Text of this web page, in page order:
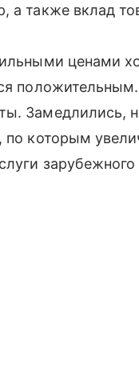
а также вклад
ценами
Замедлились,
которым